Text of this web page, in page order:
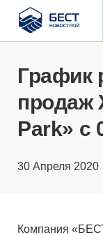
Бест
Новострой
ПОКУПАТЕЛЯМ
График
продаж
Park» с
30 Апреля 2020
Компания